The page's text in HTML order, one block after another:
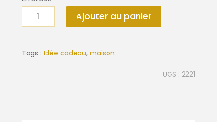
quantité
de
de
paraffine
Ajouter au panier
Tags : Idée cadeau, maison
UGS : 2221